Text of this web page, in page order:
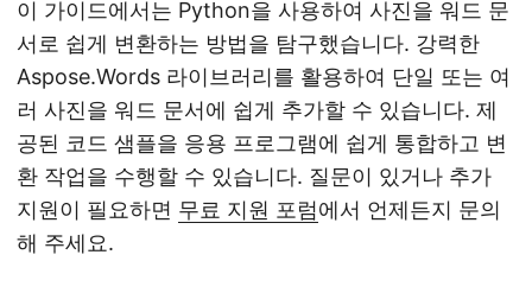
이 가이드에서는 Python을 사용하여 사진을 워드 문
서로 쉽게 변환하는 방법을 탐구했습니다. 강력한
Aspose.Words 라이브러리를 활용하여 단일 또는 여
러 사진을 워드 문서에 쉽게 추가할 수 있습니다. 제
공된 코드 샘플을 응용 프로그램에 쉽게 통합하고 변
환 작업을 수행할 수 있습니다. 질문이 있거나 추가
지원이 필요하면 무료 지원 포럼에서 언제든지 문의
해 주세요.